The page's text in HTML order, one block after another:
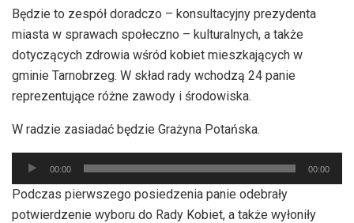
Będzie to zespół doradczo – konsultacyjny prezydenta
miasta w sprawach społeczno – kulturalnych, a także
dotyczących zdrowia wśród kobiet mieszkających w
gminie Tarnobrzeg. W skład rady wchodzą 24 panie
reprezentujące różne zawody i środowiska.
W radzie zasiadać będzie Grażyna Potańska.
Odtwarzacz
plików
dźwiękowych
00:00 00:00
Podczas pierwszego posiedzenia panie odebrały
potwierdzenie wyboru do Rady Kobiet, a także wyłoniły